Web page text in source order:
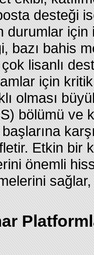
desteği
durumlar
bazı bahis
lisanlı
için
olması
bölümü ve
Etkin bir
önemli